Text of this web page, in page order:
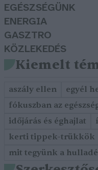
EGÉSZSÉGÜNK
ENERGIA
GASZTRO
KÖZLEKEDÉS
Kiemelt
aszály ellen egyél
fókuszban az
időjárás és éghajlat
kerti tippek-trükkök
mit tegyünk a